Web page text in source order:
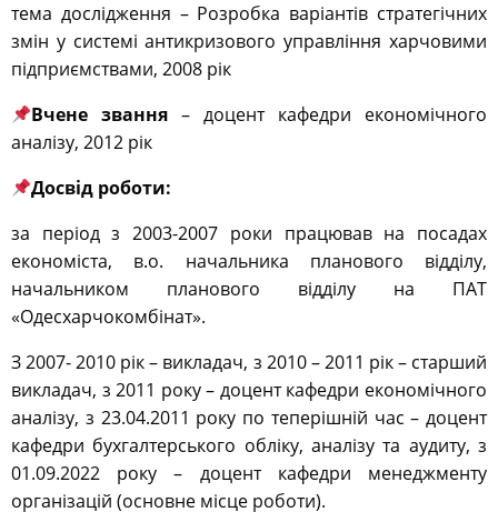
тема дослідження – Розробка варіантів стратегічних
змін у системі антикризового управління харчовими
підприємствами, 2008 рік
Вчене звання –доцент кафедри економічного
аналізу, 2012 рік
Досвід роботи:
за період з 2003-2007 роки працював на посадах
економіста, в.о. начальника планового відділу,
начальником планового відділу на ПАТ
«Одесхарчокомбінат».
З 2007- 2010 рік – викладач, з 2010 – 2011 рік – старший
викладач, з 2011 року – доцент кафедри економічного
аналізу, з 23.04.2011 року по теперішній час – доцент
кафедри бухгалтерського обліку, аналізу та аудиту, з
01.09.2022 року – доцент кафедри менеджменту
організацій (основне місце роботи).